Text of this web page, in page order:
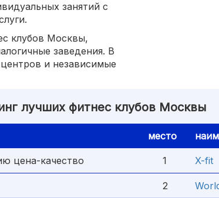
занятий с
клубов Москвы,
заведения. В
и независимые
лучших фитнес клубов Москвы
место
цена-качество 1 X-fit
2